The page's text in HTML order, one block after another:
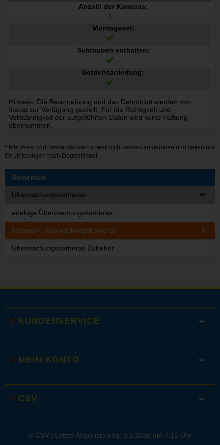
Anzahl der Kameras:
1
Montageset:
Schrauben enthalten:
Betriebsanleitung:
Hinweis: Die Beschreibung und das Datenblatt werden von
Icecat zur Verfügung gestellt. Für die Richtigkeit und
Vollständigkeit der aufgeführten Daten wird keine Haftung
übernommen.
* Alle Preis zzgl. Versandkosten soweit nicht anders angegeben und gelten nur
für Lieferungen nach Deutschland!
Sicherheit
Überwachungskameras
analoge Überwachungskameras
Netzwerk-Überwachungskameras
Überwachungskameras Zubehör
KUNDENSERVICE
MEIN KONTO
CSV
© CSV | Letzte Aktualisierung: 8.8.2026 um 7:15 Uhr